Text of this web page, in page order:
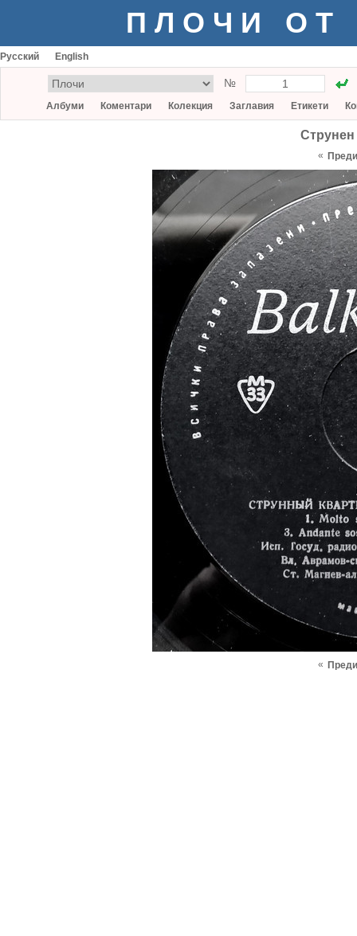
ПЛОЧИ ОТ
Русский English
№
Албуми Коментари Колекция Заглавия Етикети
«
«